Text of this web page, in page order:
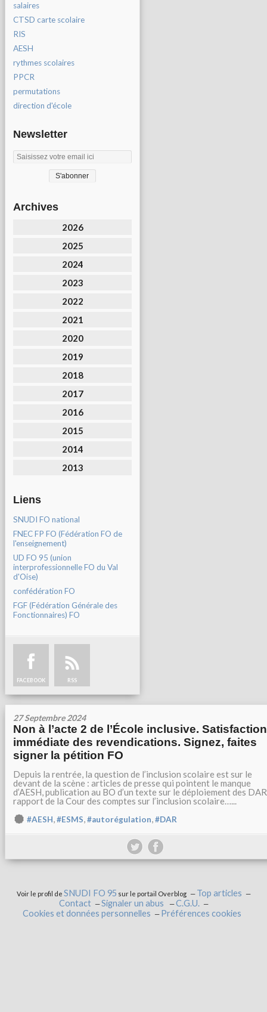
salaires
CTSD carte scolaire
RIS
AESH
rythmes scolaires
PPCR
permutations
direction d'école
Newsletter
Archives
2026
2025
2024
2023
2022
2021
2020
2019
2018
2017
2016
2015
2014
2013
Liens
SNUDI FO national
FNEC FP FO (Fédération FO de
l'enseignement)
UD FO 95 (union
interprofessionnelle FO du Val
d'Oise)
confédération FO
FGF (Fédération Générale des
Fonctionnaires) FO
FACEBOOK RSS
27 Septembre 2024
Non à l’acte 2 de l’École inclusive. Satisfaction
immédiate des revendications. Signez, faites
signer la pétition FO
Depuis la rentrée, la question de l’inclusion scolaire est sur le
devant de la scène : articles de presse qui pointent le manque
d’AESH, publication au BO d’un texte sur le déploiement des
rapport de la Cour des comptes sur l’inclusion scolaire…...
#AESH,#ESMS,#autorégulation,#DAR
Voir le profil de SNUDI FO 95 sur le portail Overblog
Top articles
Contact
Signaler un abus
C.G.U.
Cookies et données personnelles
Préférences cookies